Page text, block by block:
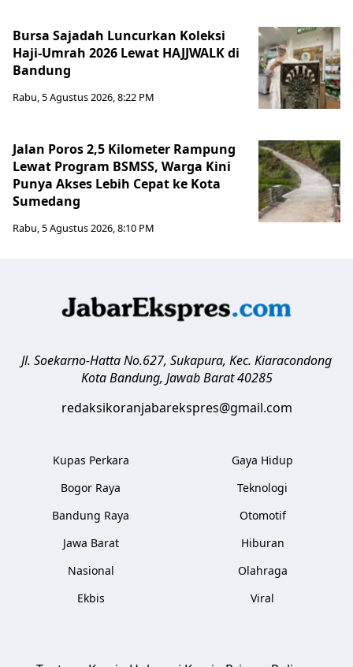
Bursa Sajadah Luncurkan Koleksi
Haji-Umrah 2026 Lewat HAJJWALK di
Bandung
Rabu, 5 Agustus 2026, 8:22 PM
Jalan Poros 2,5 Kilometer Rampung
Lewat Program BSMSS, Warga Kini
Punya Akses Lebih Cepat ke Kota
Sumedang
Rabu, 5 Agustus 2026, 8:10 PM
Jl. Soekarno-Hatta No.627, Sukapura, Kec. Kiaracondong
Kota Bandung, Jawab Barat 40285
redaksikoranjabarekspres@gmail.com
Kupas Perkara
Bogor Raya
Bandung Raya
Jawa Barat
Nasional
Ekbis
Gaya Hidup
Teknologi
Otomotif
Hiburan
Olahraga
Viral